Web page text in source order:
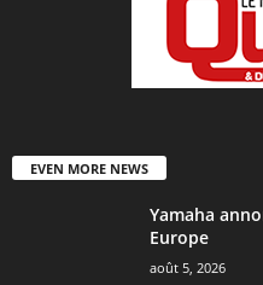
EVEN MORE NEWS
Yamaha
Europe
août 5, 2026